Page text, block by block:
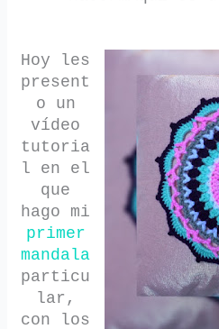
Hoy les
present
o un
vídeo
tutoria
l en el
que
hago mi
primer
mandala
particu
lar,
con los